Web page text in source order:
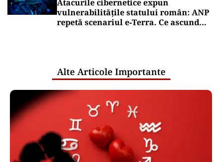
ofere instrucțiuni pentru arme
biologice
Bonificația de 3% pentru firme va fi
acordată automat. Ministerul
Finanțelor elimină cererile și
documentele suplimentare
Oficiuldestiri.ro
Atacurile cibernetice expun
vulnerabilitățile statului român: ANP